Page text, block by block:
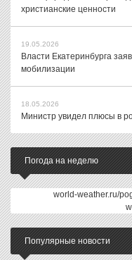
христианские ценности
19.05.2026
Власти Екатеринбурга
мобилизации
18.05.2026
Министр увидел плюсы в
Погода на неделю
world-weather.ru/
Популярные новости